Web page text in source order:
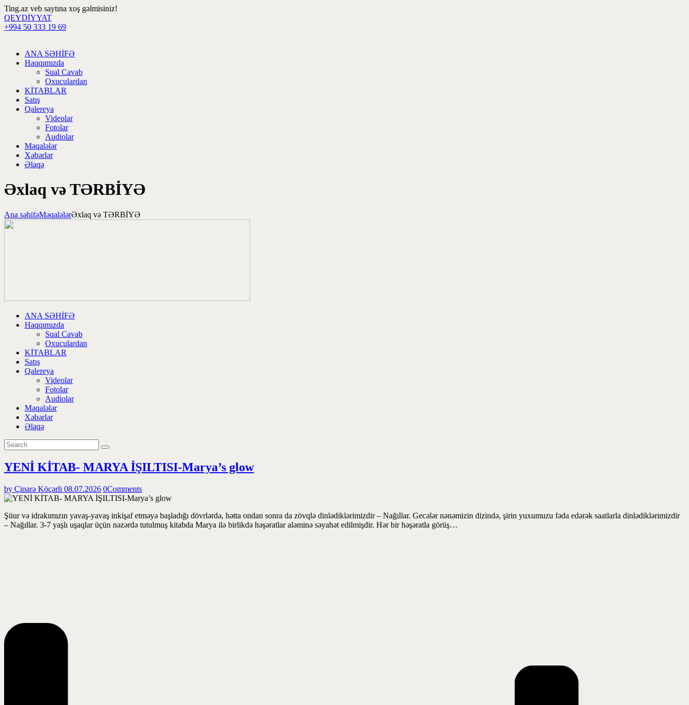
Ting.az veb saytına xoş gəlmisiniz!
QEYDİYYAT
+994 50 333 19 69
ANA SƏHİFƏ
Haqqımızda
Sual Cavab
Oxuculardan
KİTABLAR
Satış
Qalereya
Videolar
Fotolar
Audiolar
Məqalələr
Xəbərlər
Əlaqə
Əxlaq və TƏRBİYƏ
Ana səhifəMəqalələrƏxlaq və TƏRBİYƏ
ANA SƏHİFƏ
Haqqımızda
Sual Cavab
Oxuculardan
KİTABLAR
Satış
Qalereya
Videolar
Fotolar
Audiolar
Məqalələr
Xəbərlər
Əlaqə
YENİ KİTAB- MARYA İŞILTISI-Marya’s glow
by Çinarə Köçərli 08.07.2026 0Comments
Şüur və idrakımızın yavaş-yavaş inkişaf etməyə başladığı dövrlərdə, hətta ondan sonra da zövqlə dinlədiklərimizdir – Nağıllar. Gecələr nənəmizin dizində, şirin yuxumuzu fəda edərək saatlarla dinlədiklərimizdir
– Nağıllar. 3-7 yaşlı uşaqlar üçün nəzərdə tutulmuş kitabda Marya ilə birlikdə həşəratlar aləminə səyahət edilmişdir. Hər bir həşəratla görüş…